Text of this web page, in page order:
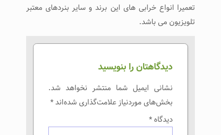
تعمیرا انواع خرابی های این برند و سایر بنردهای معتبر
تلویزیون می باشد.
دیدگاهتان را بنویسید
نشانی ایمیل شما منتشر نخواهد شد.
بخش‌های موردنیاز علامت‌گذاری شده‌اند*
دیدگاه*